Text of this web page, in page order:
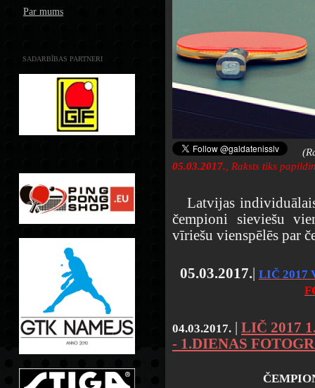
Par mums
SADARBĪBAS PARTNERI
05.03.2017. , Raksts tiks
Latvijas
čempioni sieviešu
vīriešu vienspēlēs par
05.03.2017. LIČ 2017
04.03.2017.
LIČ 2017
- 1.DIENAS